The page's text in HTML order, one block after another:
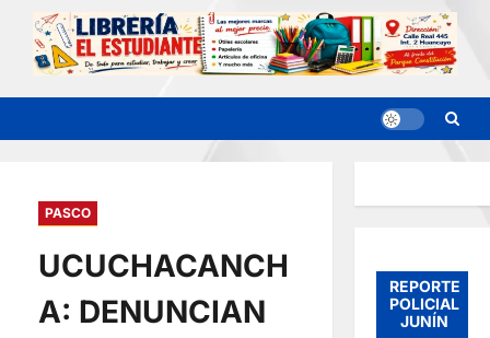
PASCO
UCUCHACANCH
A: DENUNCIAN
REPORTE
POLICIAL
JUNÍN